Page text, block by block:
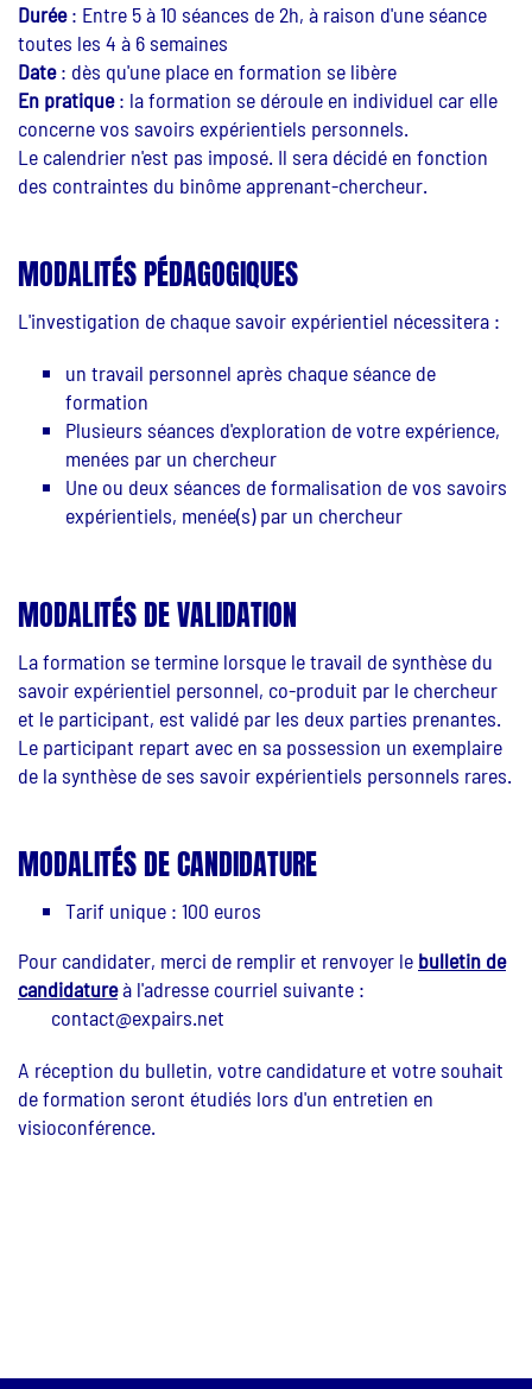
Durée: Entre 5 à 10 séances de 2h, à raison d'une séance
toutes les 4 à 6 semaines
Date: dès qu'une place en formation se libère
En pratique: la formation se déroule en individuel car elle
concerne vos savoirs expérientiels personnels.
Le calendrier n'est pas imposé. Il sera décidé en fonction
des contraintes du binôme apprenant-chercheur.
MODALITÉS PÉDAGOGIQUES
L'investigation de chaque savoir expérientiel nécessitera :
un travail personnel après chaque séance de
formation
Plusieurs séances d'exploration de votre expérience,
menées par un chercheur
Une ou deux séances de formalisation de vos savoirs
expérientiels, menée(s) par un chercheur
MODALITÉS DE VALIDATION
La formation se termine lorsque le travail de synthèse du
savoir expérientiel personnel, co-produit par le chercheur
et le participant, est validé par les deux parties prenantes.
Le participant repart avec en sa possession un exemplaire
de la synthèse de ses savoir expérientiels personnels rares.
MODALITÉS DE CANDIDATURE
Tarif unique : 100 euros
Pour candidater, merci de remplir et renvoyer le bulletin de
candidatureà l'adresse courriel suivante :
contact@expairs.net
A réception du bulletin, votre candidature et votre souhait
de formation seront étudiés lors d'un entretien en
visioconférence.